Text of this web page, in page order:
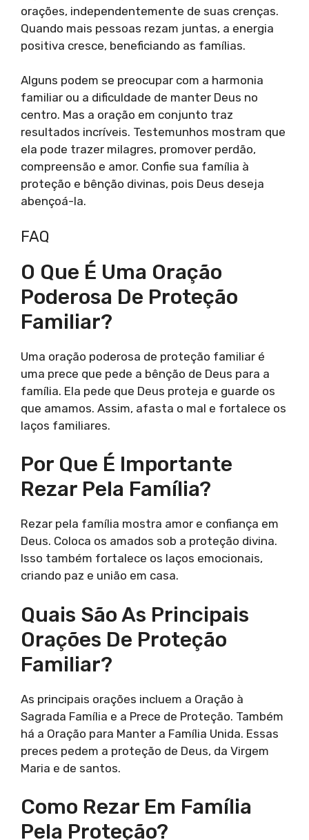
orações, independentemente de suas crenças.
Quando mais pessoas rezam juntas, a energia
positiva cresce, beneficiando as famílias.
Alguns podem se preocupar com a harmonia
familiar ou a dificuldade de manter Deus no
centro. Mas a oração em conjunto traz
resultados incríveis. Testemunhos mostram que
ela pode trazer milagres, promover perdão,
compreensão e amor. Confie sua família à
proteção e bênção divinas, pois Deus deseja
abençoá-la.
FAQ
O Que É Uma Oração
Poderosa De Proteção
Familiar?
Uma oração poderosa de proteção familiar é
uma prece que pede a bênção de Deus para a
família. Ela pede que Deus proteja e guarde os
que amamos. Assim, afasta o mal e fortalece os
laços familiares.
Por Que É Importante
Rezar Pela Família?
Rezar pela família mostra amor e confiança em
Deus. Coloca os amados sob a proteção divina.
Isso também fortalece os laços emocionais,
criando paz e união em casa.
Quais São As Principais
Orações De Proteção
Familiar?
As principais orações incluem a Oração à
Sagrada Família e a Prece de Proteção. Também
há a Oração para Manter a Família Unida. Essas
preces pedem a proteção de Deus, da Virgem
Maria e de santos.
Como Rezar Em Família
Pela Proteção?